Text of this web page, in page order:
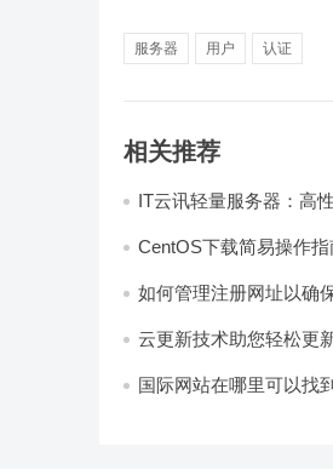
服务器 用户 认证
相关推荐
IT云讯轻量服务器：高
CentOS下载简易操作指
如何管理注册网址以确
云更新技术助您轻松更
国际网站在哪里可以找